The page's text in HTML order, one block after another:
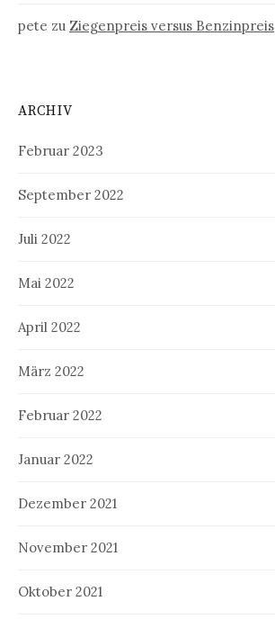
pete zu Ziegenpreis versus Benzinpreis
ARCHIV
Februar 2023
September 2022
Juli 2022
Mai 2022
April 2022
März 2022
Februar 2022
Januar 2022
Dezember 2021
November 2021
Oktober 2021